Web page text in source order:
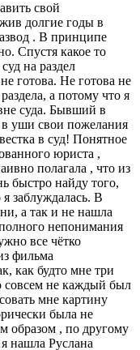
свой
долгие годы в
. В принципе
Спустя какое то
на раздел
готова. Не готова не
а потому что я
суда. Бывший в
в уши свои пожелания
в суд! Понятное
юриста ,
полагала , что из
быстро найду того,
заблуждалась. В
а так и не нашла
непонимания
все чётко
фильма
как будто мне три
совсем не каждый был
мне картину
была не
образом , по другому
нашла Руслана